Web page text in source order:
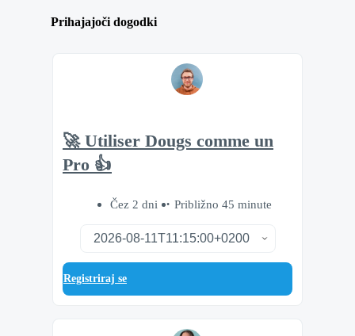
Prihajajoči dogodki
🚀 Utiliser Dougs comme un
Pro 👍
Čez 2 dni Približno 45 minute
Registriraj se